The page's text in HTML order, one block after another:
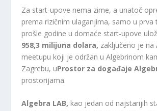
Za start-upove nema zime, a unatoč
prema rizičnim ulaganjima, samo u prva
prošle godine u domaće start-upove
958,3 milijuna dolara, zaključeno je na
meetupu koji je održan u Algebrinom
Zagrebu, uProstor za događaje
prostorijama.
Algebra LAB, kao jedan od najstarijih